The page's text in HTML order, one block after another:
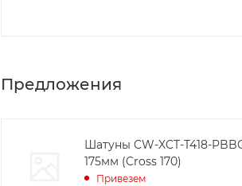
Предложения
Шатуны CW-XCT-T418-
175мм (Cross 170)
Привезем